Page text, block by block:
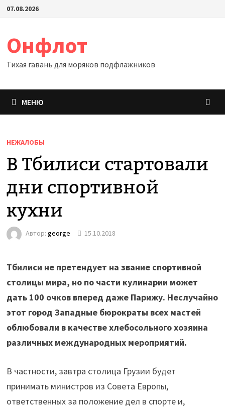
Перейти
07.08.2026
Онфлот
Тихая гавань для моряков подфлажников
МЕНЮ
НЕЖАЛОБЫ
В Тбилиси стартовали
дни спортивной
кухни
Автор: george 15.10.2018
Тбилиси не претендует на звание спортивной
столицы мира, но по части кулинарии может
дать 100 очков вперед даже Парижу. Неслучайно
этот город Западные бюрократы всех мастей
облюбовали в качестве хлебосольного хозяина
различных международных мероприятий.
В частности, завтра столица Грузии будет
принимать министров из Совета Европы,
ответственных за положение дел в спорте и,